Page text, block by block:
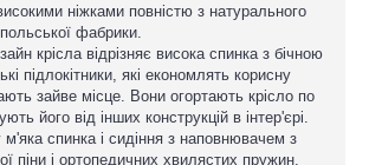
ніжками повністю з натурального
фабрики.
крісла відрізняє висока спинка з бічною
підлокітники, які економлять корисну
зайве місце. Вони огортають крісло по
його від інших конструкцій в інтер'єрі.
спинка і сидіння з наповнювачем з
піни і ортопедичних хвилястих пружин.